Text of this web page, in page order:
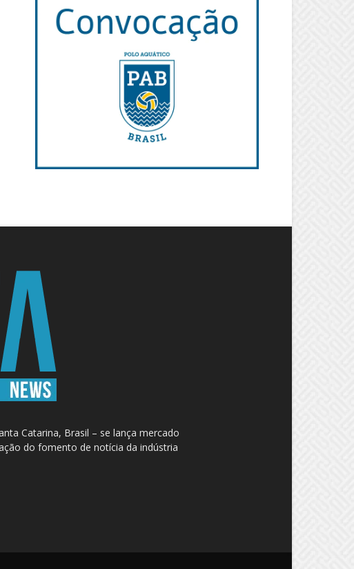
Catarina, Brasil – se lança mercado
do fomento de notícia da indústria